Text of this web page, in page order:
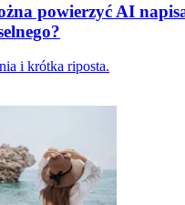
powierzyć AI
i krótka riposta.